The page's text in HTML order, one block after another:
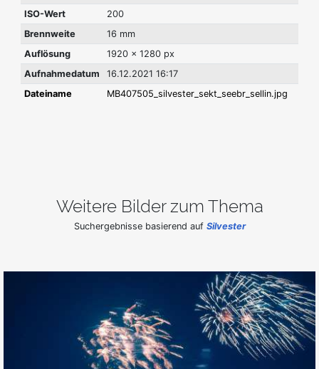
ISO-Wert
200
Brennweite
16 mm
Auflösung
1920 x 1280 px
Aufnahmedatum
16.12.2021 16:17
Dateiname
MB407505_silvester_sekt_seebr_sellin.jpg
Weitere Bilder zum Thema
Suchergebnisse basierend auf Silvester